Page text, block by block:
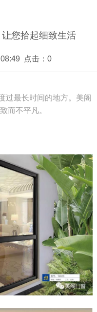
您拾起细致生活
点击： 0
过最长时间的地方。美阁
而不平凡。